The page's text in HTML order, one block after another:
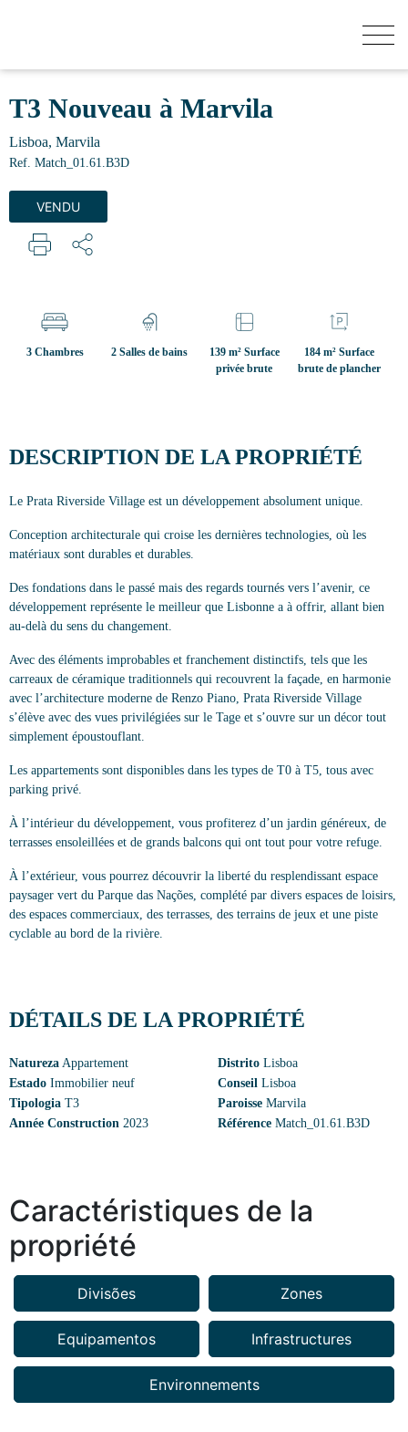
CONTACTS
T3 Nouveau à Marvila
Lisboa, Marvila
Ref. Match_01.61.B3D
VENDU
3 Chambres 2 Salles de bains
139 m² Surface
privée brute
184 m² Surface
brute de plancher
DESCRIPTION DE LA PROPRIÉTÉ
Le Prata Riverside Village est un développement absolument unique.
Conception architecturale qui croise les dernières technologies, où les
matériaux sont durables et durables.
Des fondations dans le passé mais des regards tournés vers l’avenir, ce
développement représente le meilleur que Lisbonne a à offrir, allant bien
au-delà du sens du changement.
Avec des éléments improbables et franchement distinctifs, tels que les
carreaux de céramique traditionnels qui recouvrent la façade, en harmonie
avec l’architecture moderne de Renzo Piano, Prata Riverside Village
s’élève avec des vues privilégiées sur le Tage et s’ouvre sur un décor tout
simplement époustouflant.
Les appartements sont disponibles dans les types de T0 à T5, tous avec
parking privé.
À l’intérieur du développement, vous profiterez d’un jardin généreux, de
terrasses ensoleillées et de grands balcons qui ont tout pour votre refuge.
À l’extérieur, vous pourrez découvrir la liberté du resplendissant espace
paysager vert du Parque das Nações, complété par divers espaces de loisirs,
des espaces commerciaux, des terrasses, des terrains de jeux et une piste
cyclable au bord de la rivière.
DÉTAILS DE LA PROPRIÉTÉ
Natureza Appartement
Estado Immobilier neuf
Tipologia T3
Année Construction 2023
Distrito Lisboa
Conseil Lisboa
Paroisse Marvila
Référence Match_01.61.B3D
Caractéristiques de la
propriété
Divisões Zones
Equipamentos Infrastructures
Environnements